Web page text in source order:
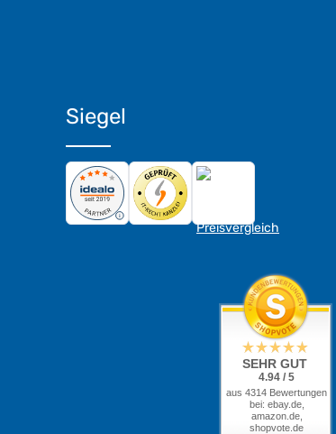
Siegel
SEHR GUT
4.94 / 5
aus 4314 Bewertungen
bei: ebay.de,
amazon.de,
shopvote.de